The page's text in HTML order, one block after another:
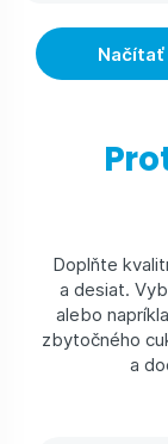
Doplňte
a desiat.
alebo
zbytočného
a